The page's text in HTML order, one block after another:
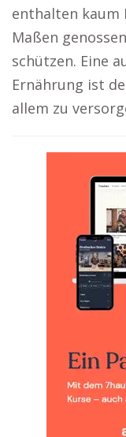
enthalten kaum
Maßen
schützen. Eine
Ernährung ist
allem zu